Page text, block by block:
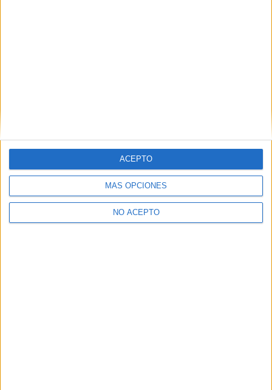
MÁS OPCIONES
NO ACEPTO
ACEPTO
Y como regalo de agradecimiento, por registrarte te daremos
gratis una copia de nuestro ebook con 100 consejos para tu
primer año de universidad